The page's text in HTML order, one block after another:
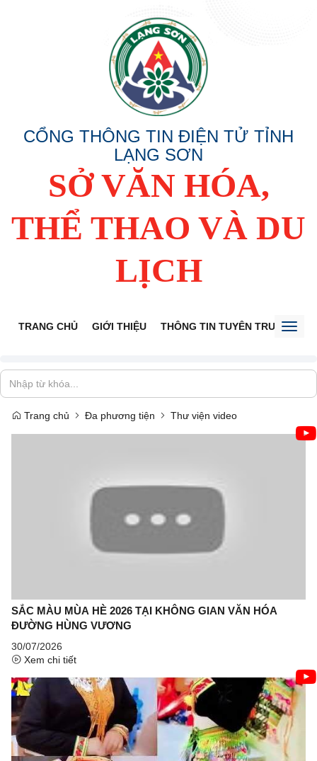
CỔNG THÔNG TIN ĐIỆN TỬ TỈNH
LẠNG SƠN
SỞ VĂN HÓA,
THỂ THAO VÀ DU
LỊCH
TRANG CHỦ GIỚI THIỆU THÔNG TIN TUYÊN TRUYỀN
Trang chủ Đa phương tiện Thư viện video
SẮC MÀU MÙA HÈ 2026 TẠI KHÔNG GIAN VĂN HÓA
ĐƯỜNG HÙNG VƯƠNG
30/07/2026
Xem chi tiết